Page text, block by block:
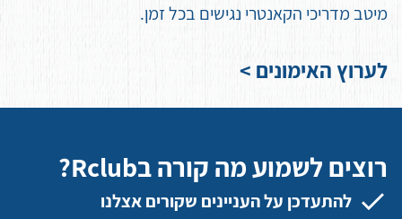
מיטב מדריכי הקאנטרי נגישים בכל זמן.
לערוץ האימונים >
רוצים לשמוע מה קורה בRclub?
להתעדכן על העניינים שקורים אצלנו